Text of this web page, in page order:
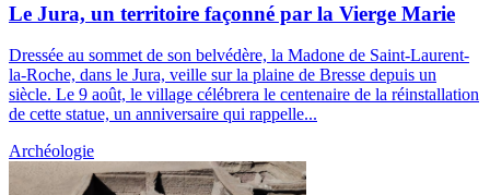
Le Jura, un territoire façonné par la Vierge Marie
Dressée au sommet de son belvédère, la Madone de Saint-Laurent-
la-Roche, dans le Jura, veille sur la plaine de Bresse depuis un
siècle. Le 9 août, le village célébrera le centenaire de la réinstallation
de cette statue, un anniversaire qui rappelle...
Archéologie